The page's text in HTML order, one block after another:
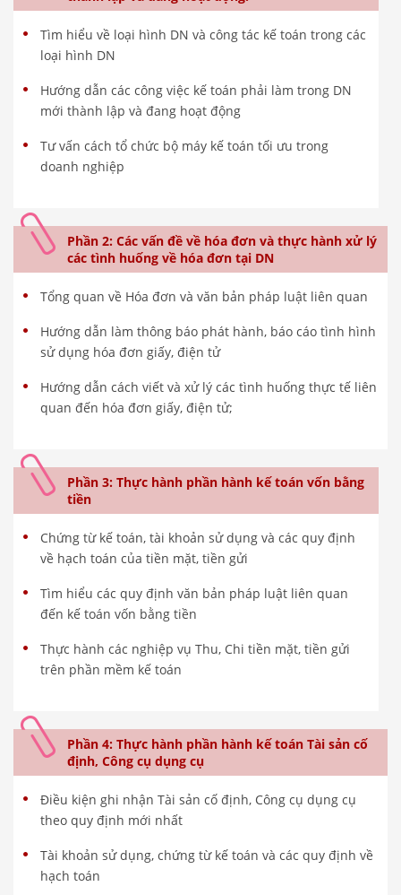
Tìm hiểu về loại hình DN và công tác kế toán trong các
loại hình DN
Hướng dẫn các công việc kế toán phải làm trong DN
mới thành lập và đang hoạt động
Tư vấn cách tổ chức bộ máy kế toán tối ưu trong
doanh nghiệp
Phần 2: Các vấn đề về hóa đơn và thực hành xử lý
các tình huống về hóa đơn tại DN
Tổng quan về Hóa đơn và văn bản pháp luật liên quan
Hướng dẫn làm thông báo phát hành, báo cáo tình hình
sử dụng hóa đơn giấy, điện tử
Hướng dẫn cách viết và xử lý các tình huống thực tế liên
quan đến hóa đơn giấy, điện tử;
Phần 3: Thực hành phần hành kế toán vốn bằng
tiền
Chứng từ kế toán, tài khoản sử dụng và các quy định
về hạch toán của tiền mặt, tiền gửi
Tìm hiểu các quy định văn bản pháp luật liên quan
đến kế toán vốn bằng tiền
Thực hành các nghiệp vụ Thu, Chi tiền mặt, tiền gửi
trên phần mềm kế toán
Phần 4: Thực hành phần hành kế toán Tài sản cố
định, Công cụ dụng cụ
Điều kiện ghi nhận Tài sản cố định, Công cụ dụng cụ
theo quy định mới nhất
Tài khoản sử dụng, chứng từ kế toán và các quy định về
hạch toán